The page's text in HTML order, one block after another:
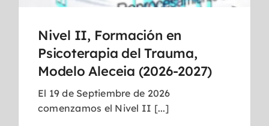
Nivel II, Formación en
Psicoterapia del Trauma,
Modelo Aleceia (2026-2027)
El 19 de Septiembre de 2026
comenzamos el Nivel II [...]